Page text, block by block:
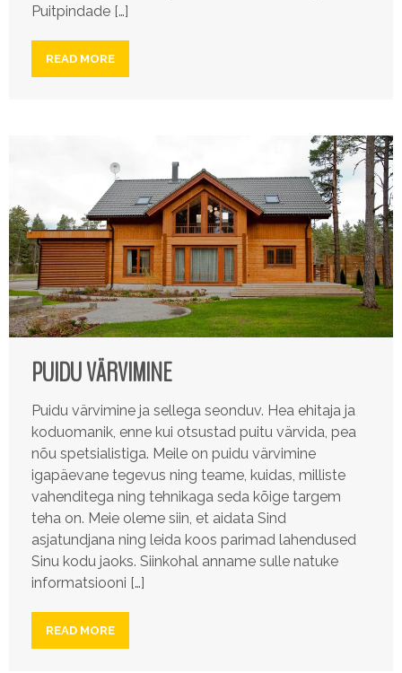
Puitpindade […]
READ MORE
PUIDU VÄRVIMINE
Puidu värvimine ja sellega seonduv. Hea ehitaja ja
koduomanik, enne kui otsustad puitu värvida, pea
nõu spetsialistiga. Meile on puidu värvimine
igapäevane tegevus ning teame, kuidas, milliste
vahenditega ning tehnikaga seda kõige targem
teha on. Meie oleme siin, et aidata Sind
asjatundjana ning leida koos parimad lahendused
Sinu kodu jaoks. Siinkohal anname sulle natuke
informatsiooni […]
READ MORE